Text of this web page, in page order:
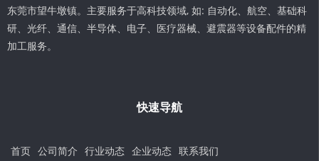
东莞市望牛墩镇。主要服务于高科技领域, 如: 自动化、航空、基础科
研、光纤、通信、半导体、电子、医疗器械、避震器等设备配件的精
加工服务。
快速导航
首页 公司简介 行业动态 企业动态 联系我们